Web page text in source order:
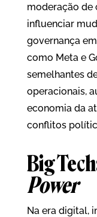
moderação
influenciar
governança
como Meta e
semelhantes
operacionais,
economia da
conflitos
Big
Power
Na era digital,